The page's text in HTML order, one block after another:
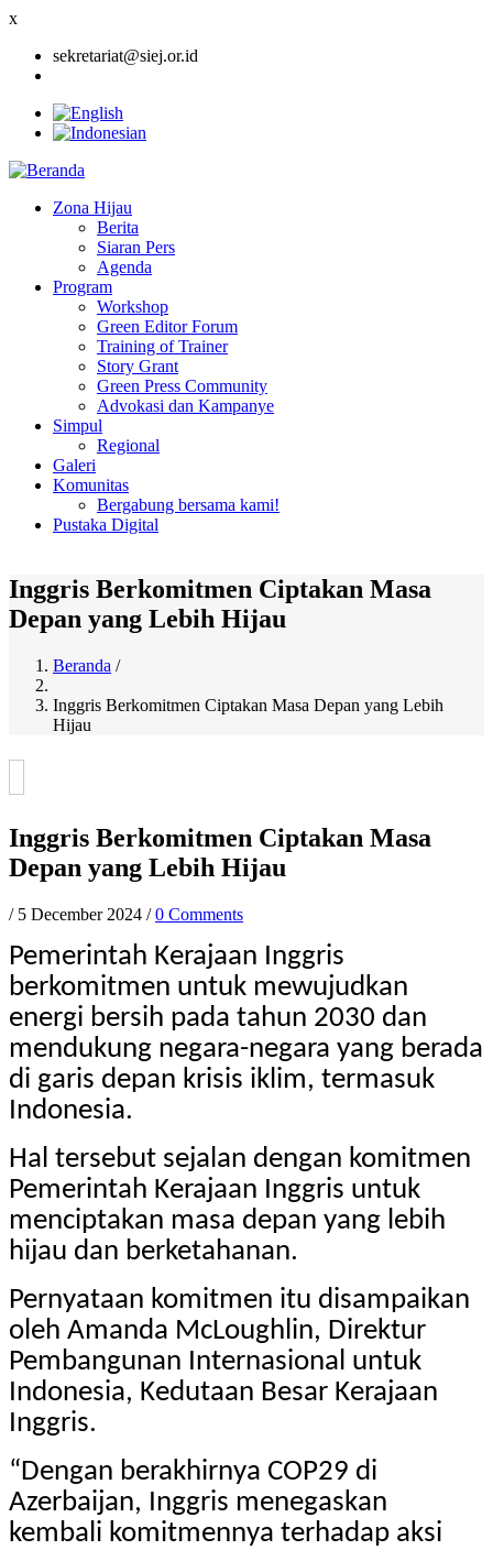
x
sekretariat@siej.or.id
navigation
Zona Hijau
Berita
Siaran Pers
Agenda
Program
Workshop
Green Editor Forum
Training of Trainer
Story Grant
Green Press Community
Advokasi dan Kampanye
Simpul
Regional
Galeri
Komunitas
Bergabung bersama kami!
Pustaka Digital
Inggris Berkomitmen Ciptakan Masa
Depan yang Lebih Hijau
Breadcrumb
Beranda /
Inggris Berkomitmen Ciptakan Masa Depan yang Lebih
Hijau
Inggris Berkomitmen Ciptakan Masa
Depan yang Lebih Hijau
/ 5 December 2024 /0 Comments
Pemerintah Kerajaan Inggris
berkomitmen untuk mewujudkan
energi bersih pada tahun 2030 dan
mendukung negara-negara yang berada
di garis depan krisis iklim, termasuk
Indonesia.
Hal tersebut sejalan dengan komitmen
Pemerintah Kerajaan Inggris untuk
menciptakan masa depan yang lebih
hijau dan berketahanan.
Pernyataan komitmen itu disampaikan
oleh Amanda McLoughlin, Direktur
Pembangunan Internasional untuk
Indonesia, Kedutaan Besar Kerajaan
Inggris.
“Dengan berakhirnya COP29 di
Azerbaijan, Inggris menegaskan
kembali komitmennya terhadap aksi